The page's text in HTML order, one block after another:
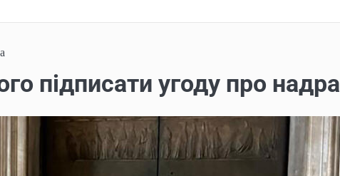
підписати угоду про надра